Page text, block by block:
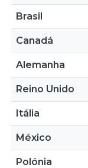
Brasil
Canadá
Alemanha
Reino Unido
Itália
México
Polónia